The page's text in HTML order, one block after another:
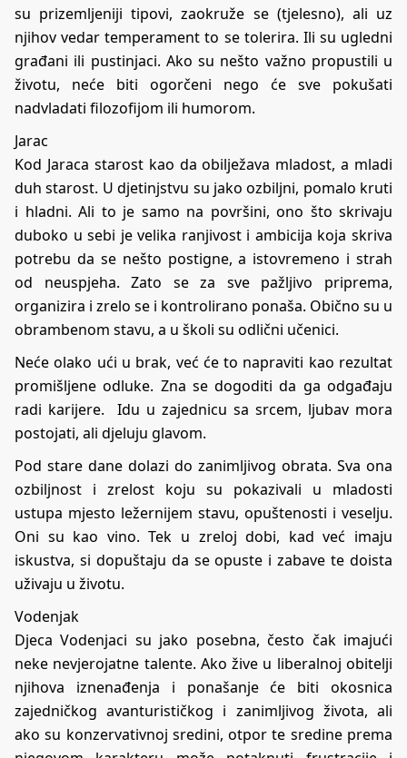
su prizemljeniji tipovi, zaokruže se (tjelesno), ali uz
njihov vedar temperament to se tolerira. Ili su ugledni
građani ili pustinjaci. Ako su nešto važno propustili u
životu, neće biti ogorčeni nego će sve pokušati
nadvladati filozofijom ili humorom.
Jarac
Kod Jaraca starost kao da obilježava mladost, a mladi
duh starost. U djetinjstvu su jako ozbiljni, pomalo kruti
i hladni. Ali to je samo na površini, ono što skrivaju
duboko u sebi je velika ranjivost i ambicija koja skriva
potrebu da se nešto postigne, a istovremeno i strah
od neuspjeha. Zato se za sve pažljivo priprema,
organizira i zrelo se i kontrolirano ponaša. Obično su u
obrambenom stavu, a u školi su odlični učenici.
Neće olako ući u brak, već će to napraviti kao rezultat
promišljene odluke. Zna se dogoditi da ga odgađaju
radi karijere. Idu u zajednicu sa srcem, ljubav mora
postojati, ali djeluju glavom.
Pod stare dane dolazi do zanimljivog obrata. Sva ona
ozbiljnost i zrelost koju su pokazivali u mladosti
ustupa mjesto ležernijem stavu, opuštenosti i veselju.
Oni su kao vino. Tek u zreloj dobi, kad već imaju
iskustva, si dopuštaju da se opuste i zabave te doista
uživaju u životu.
Vodenjak
Djeca Vodenjaci su jako posebna, često čak imajući
neke nevjerojatne talente. Ako žive u liberalnoj obitelji
njihova iznenađenja i ponašanje će biti okosnica
zajedničkog avanturističkog i zanimljivog života, ali
ako su konzervativnoj sredini, otpor te sredine prema